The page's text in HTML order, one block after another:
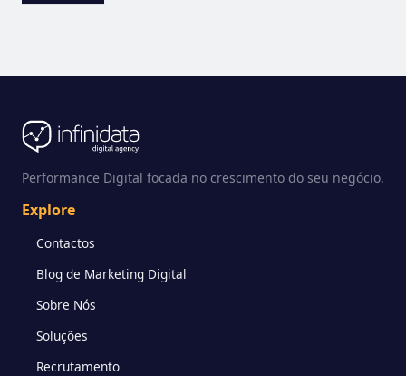
Performance Digital focada no crescimento do seu negócio.
Explore
Contactos
Blog de Marketing Digital
Sobre Nós
Soluções
Recrutamento